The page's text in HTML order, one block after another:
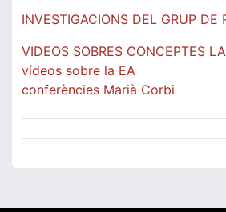
INVESTIGACIONS DEL GRUP DE
VIDEOS SOBRES CONCEPTES
vídeos sobre la EA
conferències Marià Corbi